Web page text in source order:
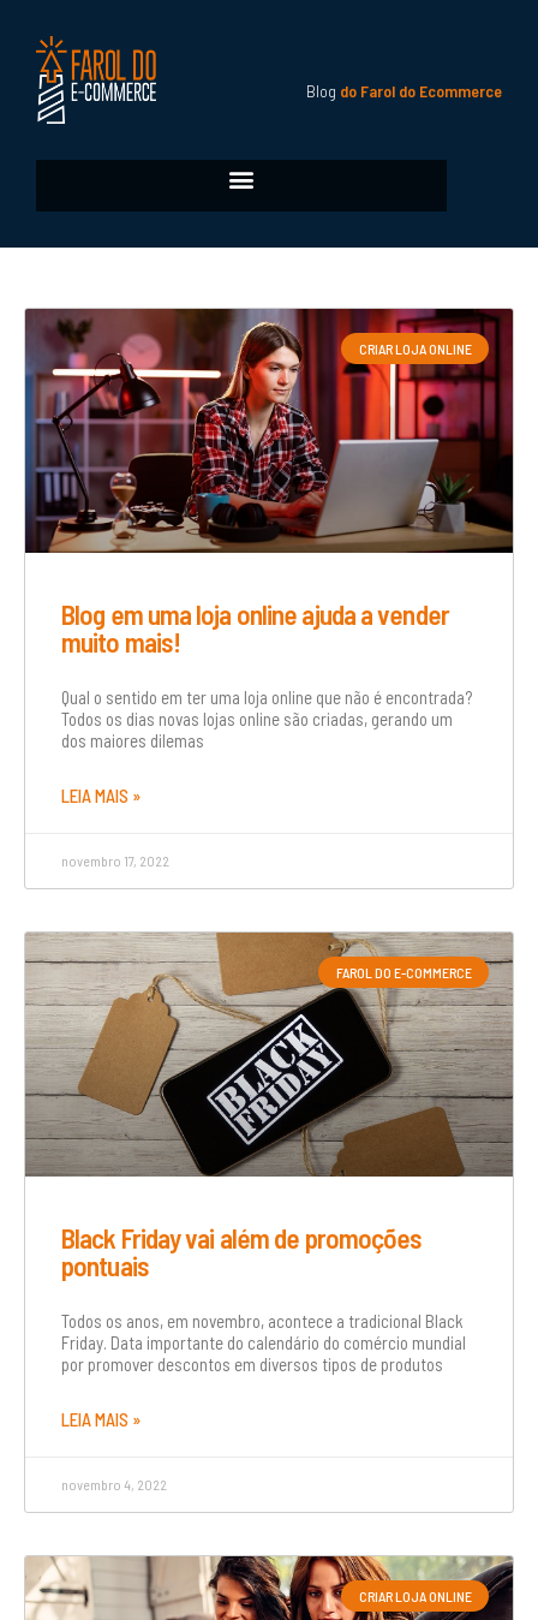
Blog do Farol do Ecommerce
CRIAR LOJA ONLINE
Blog em uma loja online ajuda a vender
muito mais!
Qual o sentido em ter uma loja online que não é encontrada?
Todos os dias novas lojas online são criadas, gerando um
dos maiores dilemas
LEIA MAIS »
novembro 17, 2022
FAROL DO E-COMMERCE
Black Friday vai além de promoções
pontuais
Todos os anos, em novembro, acontece a tradicional Black
Friday. Data importante do calendário do comércio mundial
por promover descontos em diversos tipos de produtos
LEIA MAIS »
novembro 4, 2022
CRIAR LOJA ONLINE